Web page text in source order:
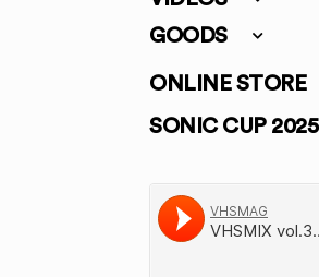
GOODS
ONLINE STORE
SONIC CUP 2025